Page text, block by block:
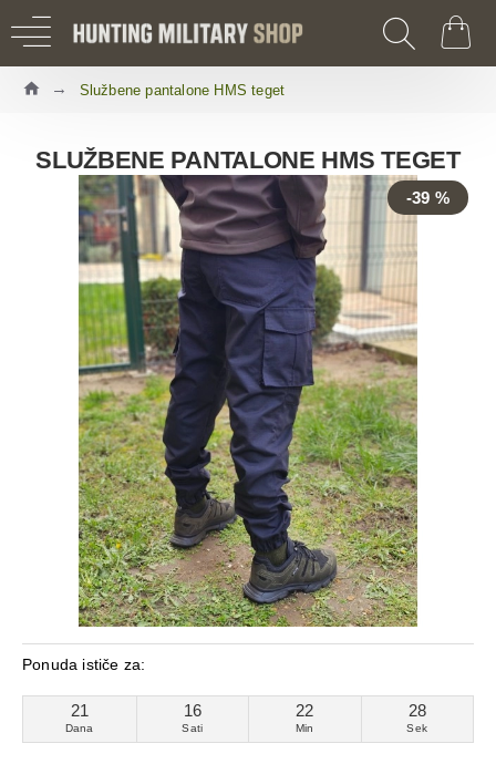
Službene pantalone HMS teget
SLUŽBENE PANTALONE HMS TEGET
-39 %
Ponuda ističe za:
21
Dana
16
Sati
22
Min
26
Sek